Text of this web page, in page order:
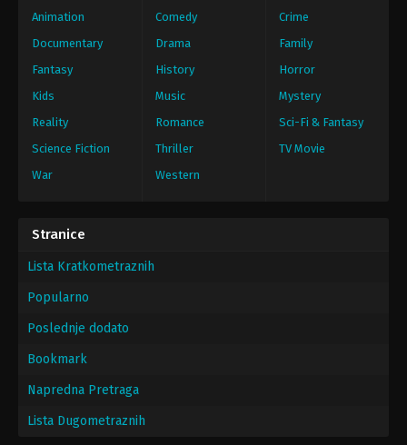
Animation
Comedy
Crime
Documentary
Drama
Family
Fantasy
History
Horror
Kids
Music
Mystery
Reality
Romance
Sci-Fi & Fantasy
Science Fiction
Thriller
TV Movie
War
Western
Stranice
Lista Kratkometraznih
Popularno
Poslednje dodato
Bookmark
Napredna Pretraga
Lista Dugometraznih